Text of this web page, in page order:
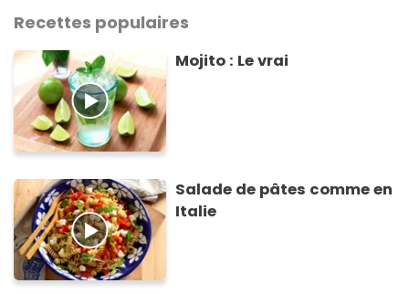
Recettes populaires
Mojito : Le vrai
Salade de pâtes comme en
Italie